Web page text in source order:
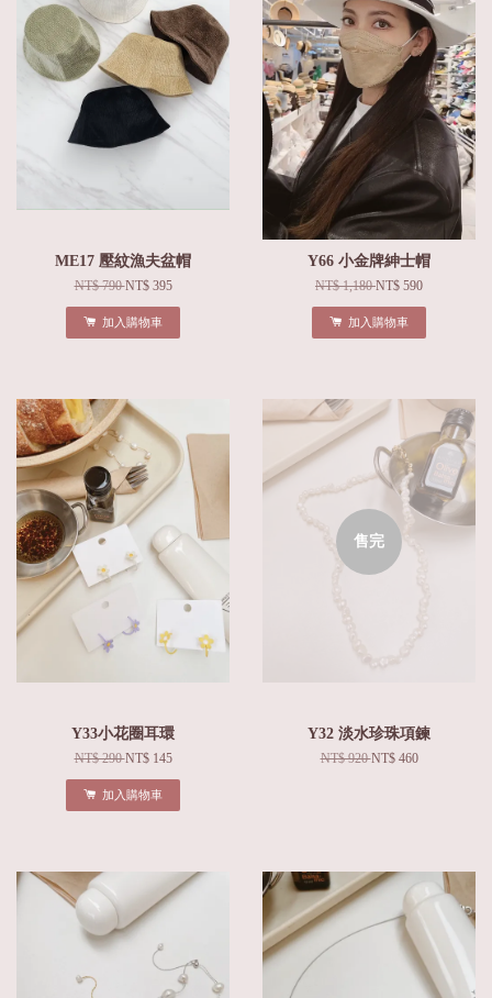
ME17 壓紋漁夫盆帽
NT$ 790NT$ 395
加入購物車
Y66 小金牌紳士帽
NT$ 1,180NT$ 590
加入購物車
Y33小花圈耳環
NT$ 290NT$ 145
加入購物車
售完
Y32 淡水珍珠項鍊
NT$ 920NT$ 460